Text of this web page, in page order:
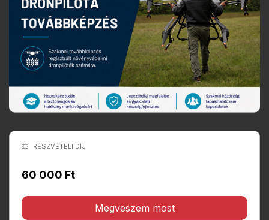
RÉSZVÉTELI DÍJ
60 000 Ft
Megveszem most